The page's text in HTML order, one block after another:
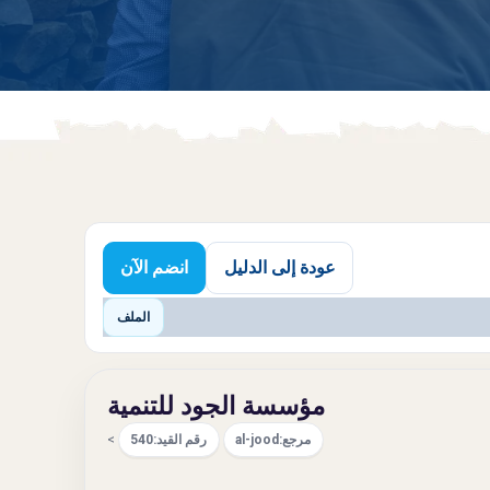
عودة إلى الدليل انضم الآن
الملف
مؤسسة الجود للتنمية
مرجع: al-jood رقم القيد:540
>